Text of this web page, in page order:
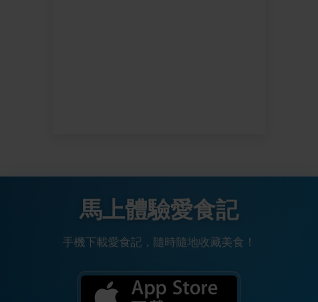
馬上體驗愛食記
手機下載愛食記，隨時隨地收藏美食！